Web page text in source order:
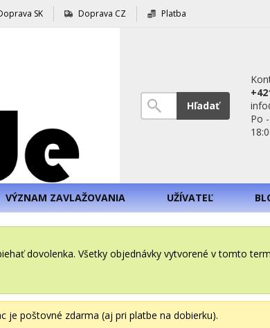
SK Doprava CZ Platba
Hľadať
Po
VÝZNAM ZAVLAŽOVANIA UŽÍVATEĽ
dovolenka. Všetky objednávky vytvorené v tomto
je poštovné zdarma (aj pri platbe na dobierku).